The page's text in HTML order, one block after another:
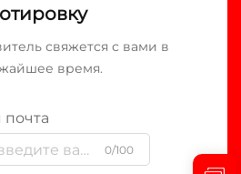
свяжется с вами в
время.
почта
0/100